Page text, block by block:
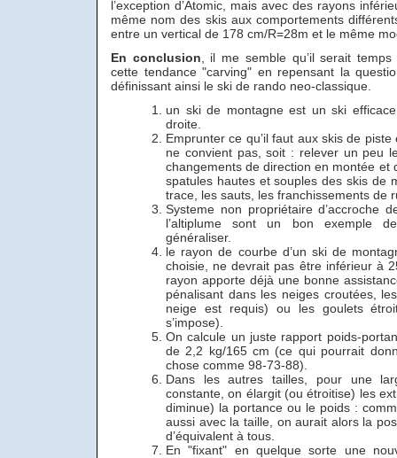
l’exception d’Atomic, mais avec des rayons
même nom des skis aux comportements
entre un vertical de 178 cm/R=28m et le même
En conclusion , il me semble qu’il serait
cette tendance "carving" en repensant la
définissant ainsi le ski de rando neo-classique.
un ski de montagne est un ski
droite.
Emprunter ce qu’il faut aux skis de
ne convient pas, soit : relever un peu
changements de direction en montée et
spatules hautes et souples des skis de
trace, les sauts, les franchissements de
Systeme non propriétaire d’accroche
l’altiplume sont un bon exemple
généraliser.
le rayon de courbe d’un ski de
choisie, ne devrait pas être inférieur à
rayon apporte déjà une bonne
pénalisant dans les neiges croutées,
neige est requis) ou les goulets
s’impose).
On calcule un juste rapport poids-
de 2,2 kg/165 cm (ce qui pourrait
chose comme 98-73-88).
Dans les autres tailles, pour une
constante, on élargit (ou étroitise) les
diminue) la portance ou le poids :
aussi avec la taille, on aurait alors la
d’équivalent à tous.
En "fixant" en quelque sorte une